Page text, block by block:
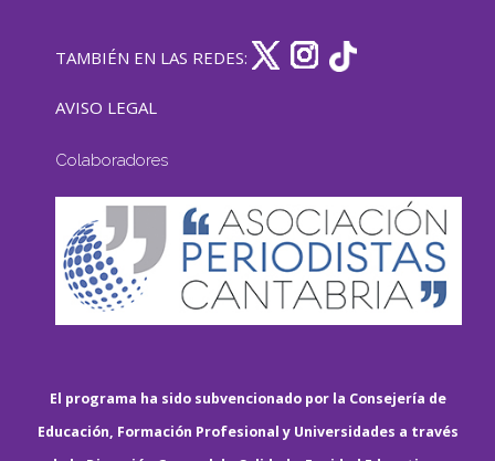
TAMBIÉN EN LAS REDES:
AVISO LEGAL
Colaboradores
El programa ha sido subvencionado por la Consejería de
Educación, Formación Profesional y Universidades a través